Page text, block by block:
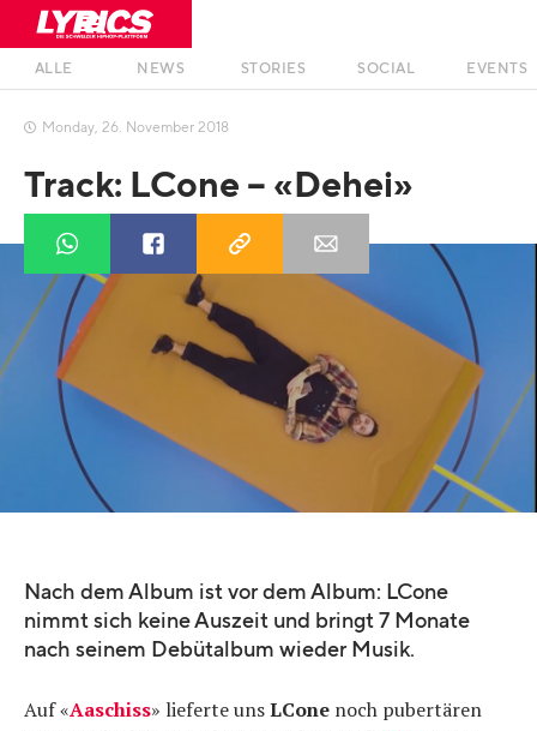
ALLE NEWS STORIES SOCIAL EVENTS
 Monday, 26. November 2018
Track: LCone – «Dehei»
Nach dem Album ist vor dem Album: LCone
nimmt sich keine Auszeit und bringt 7 Monate
nach seinem Debütalbum wieder Musik.
Auf «Aaschiss» lieferte unsLCone noch pubertären